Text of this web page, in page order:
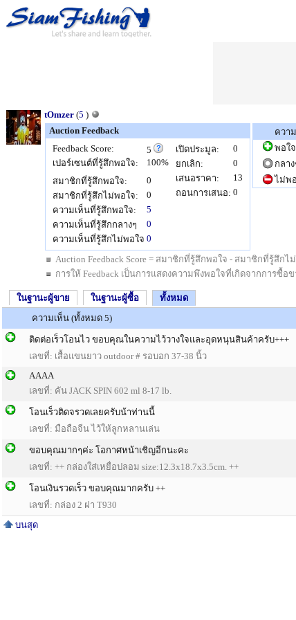
tOmzer (5 )
Auction Feedback
Feedback Score:
5
เปอร์เซนต์ที่รู้สึกพอใจ:
100%
สมาชิกที่รู้สึกพอใจ:
0
สมาชิกที่รู้สึกไม่พอใจ:
0
ความเห็นที่รู้สึกพอใจ:
5
ความเห็นที่รู้สึกกลางๆ
0
ความเห็นที่รู้สึกไม่พอใจ 0
เปิดประมูล:
0
ยกเลิก:
0
เสนอราคา:
13
ถอนการเสนอ: 0
ควา
พอใจ
กลาง
ไม่พ
Auction Feedback Score = สมาชิกที่รู้สึกพอใจ - สมาชิกที่รู้สึ
การให้ Feedback เป็นการแสดงความพึงพอใจที่เกิดจากการ
ในฐานะผู้ขาย ในฐานะผู้ซื้อ
ทั้งหมด
ความเห็น (ทั้งหมด 5)
ติดต่อเร็วโอนไว ขอบคุณในความไว้วางใจและอุดหนุนสินค้าครับ+++
เลขที่: เสื้อแขนยาว outdoor # รอบอก 37-38 นิ้ว
AAAA
เลขที่: คัน JACK SPIN 602 ml 8-17 lb.
โอนเร็วติดจรวดเลยครับน้าท่านนี้
เลขที่: มือถือจีน ไว้ให้ลูกหลานเล่น
ขอบคุณมากๆค่ะ โอกาศหน้าเชิญอีกนะคะ
เลขที่: ++ กล่องใส่เหยื่อปลอม size:12.3x18.7x3.5cm. ++
โอนเงินรวดเร็ว ขอบคุณมากครับ ++
เลขที่: กล่อง 2 ฝา T930
บนสุด